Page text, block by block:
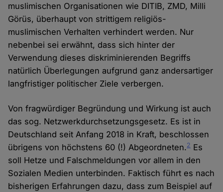
muslimischen Organisationen wie DITIB, ZMD, Milli
Görüs, überhaupt von strittigem religiös-
muslimischen Verhalten verhindert werden. Nur
nebenbei sei erwähnt, dass sich hinter der
Verwendung dieses diskriminierenden Begriffs
natürlich Überlegungen aufgrund ganz andersartiger
langfristiger politischer Ziele verbergen.
Von fragwürdiger Begründung und Wirkung ist auch
das sog. Netzwerkdurchsetzungsgesetz. Es ist in
Deutschland seit Anfang 2018 in Kraft, beschlossen
übrigens von höchstens 60 (!) Abgeordneten.2 Es
soll Hetze und Falschmeldungen vor allem in den
Sozialen Medien unterbinden. Faktisch führt es nach
bisherigen Erfahrungen dazu, dass zum Beispiel auf